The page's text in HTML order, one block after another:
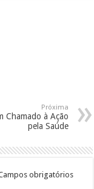
Próxima
Chamado à Ação
pela Saúde
obrigatórios